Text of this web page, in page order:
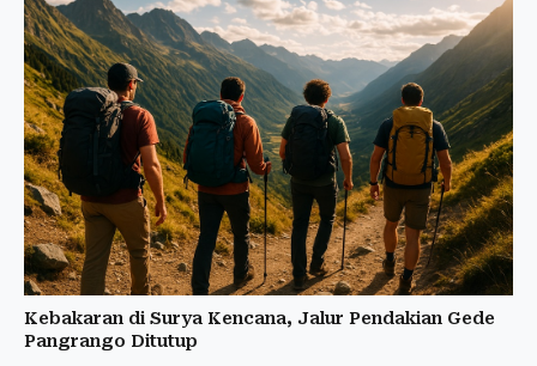
Kebakaran di Surya Kencana, Jalur Pendakian Gede
Pangrango Ditutup